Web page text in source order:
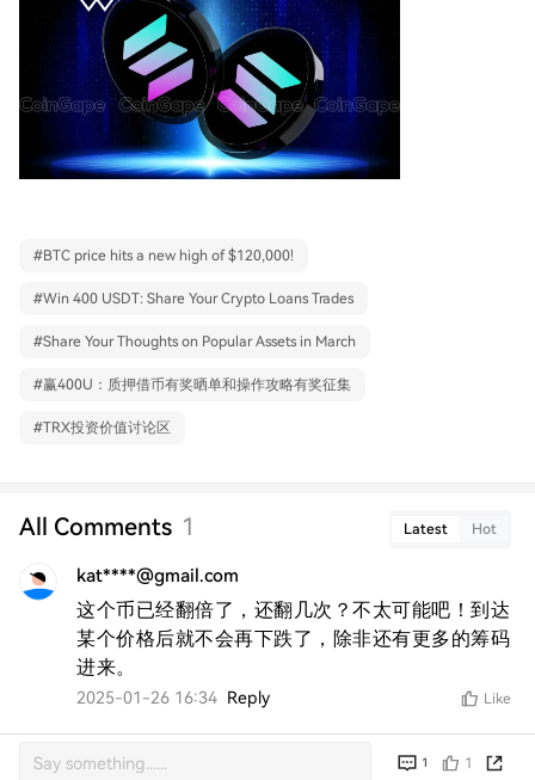
#BTC price hits a new high of $120,000!
#Win 400 USDT: Share Your Crypto Loans Trades
#Share Your Thoughts on Popular Assets in March
#赢400U：质押借币有奖晒单和操作攻略有奖征集
#TRX投资价值讨论区
All Comments 1 Latest Hot
kat****@gmail.com
这个币已经翻倍了，还翻几次？不太可能吧！到达
某个价格后就不会再下跌了，除非还有更多的筹码
进来。
2025-01-26 16:34 Reply Like
1 1